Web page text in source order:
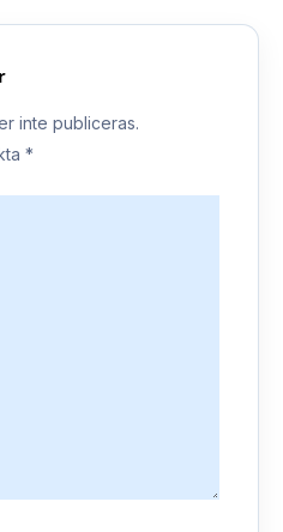
inte publiceras.
*